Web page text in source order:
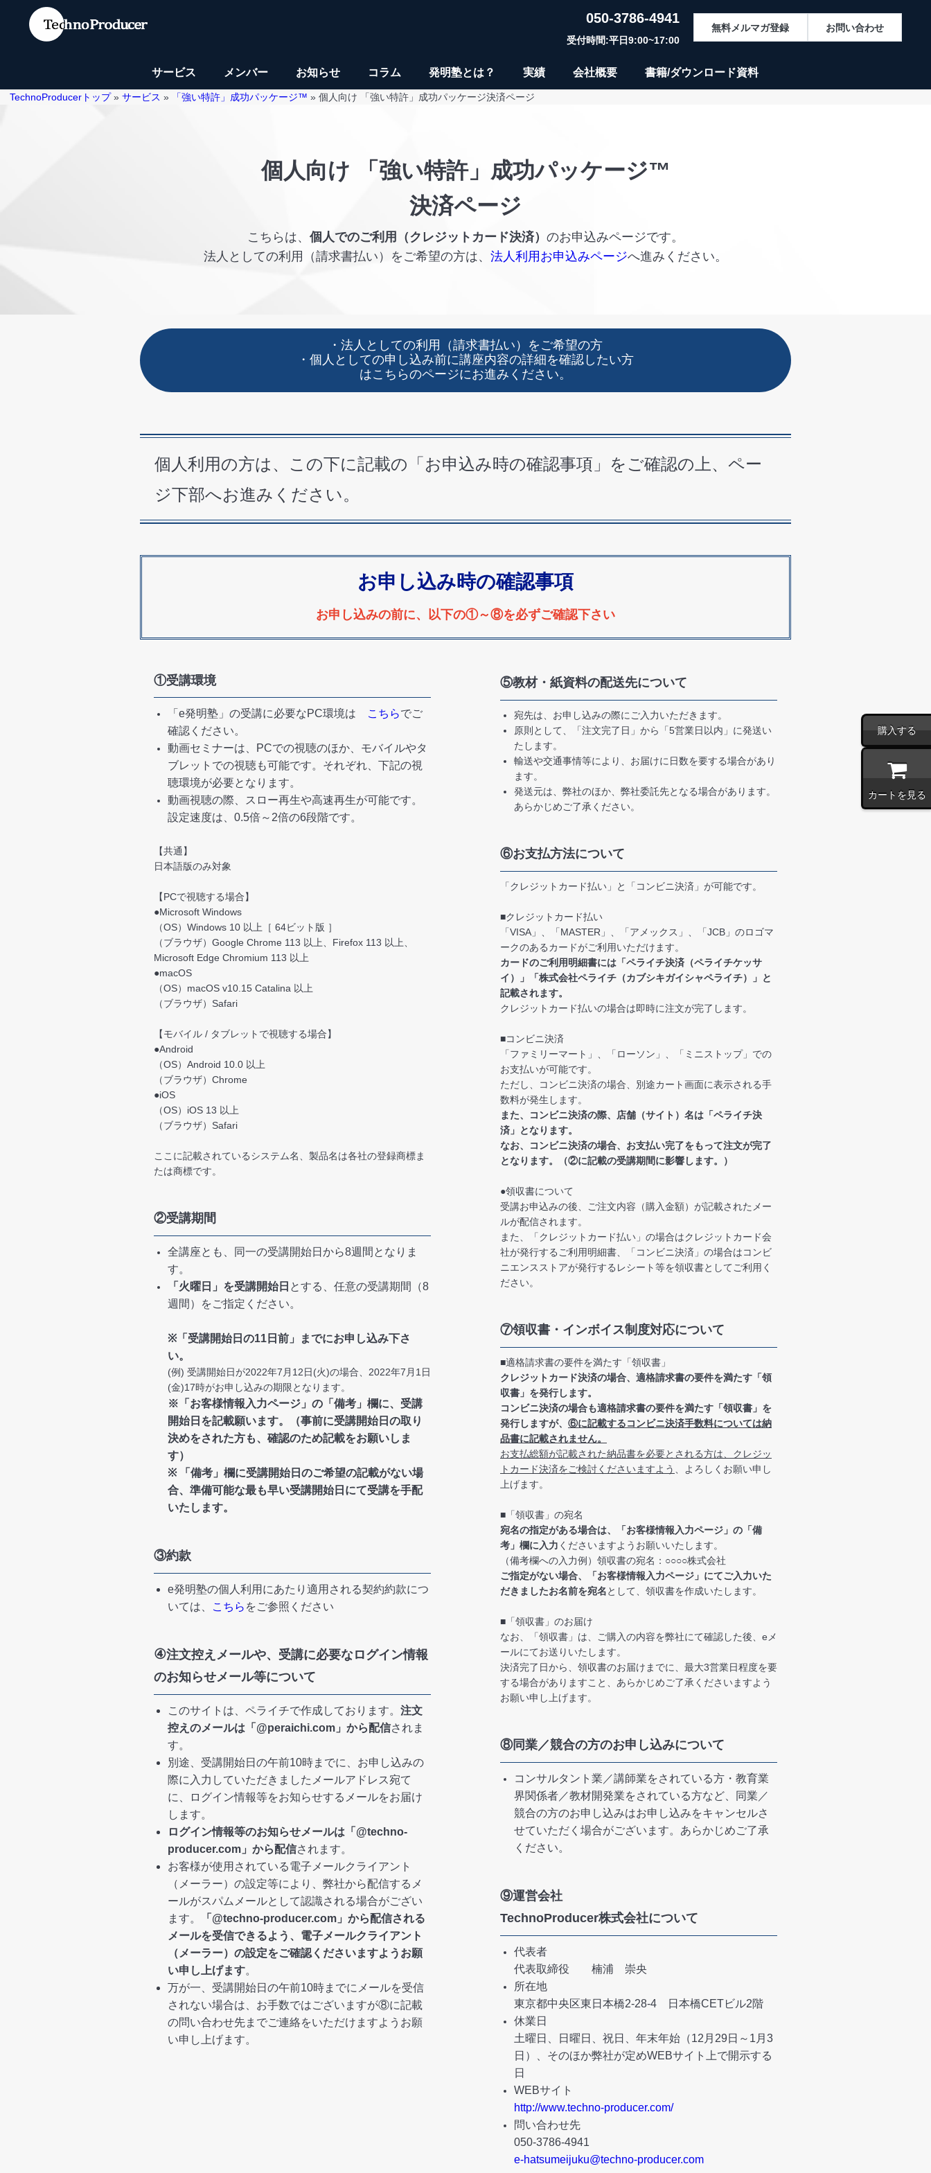
購入する
カートを見る
050-3786-4941
受付時間:平日9:00~17:00
無料メルマガ登録 お問い合わせ
サービス メンバー お知らせ コラム 発明塾とは？ 実績 会社概要 書籍/ダウンロード資料
TechnoProducerトップ» サービス » 「強い特許」成功パッケージ™ » 個人向け 「強い特許」成功パッケージ決済ページ
個人向け 「強い特許」成功パッケージ™
決済ページ
こちらは、 個人でのご利用（クレジットカード決済） のお申込みページです。
法人としての利用（請求書払い）をご希望の方は、 法人利用お申込みページへ進みください。
・法人としての利用（請求書払い）をご希望の方
・個人としての申し込み前に講座内容の詳細を確認したい方
はこちらのページにお進みください。
個人利用の方は、この下に記載の「お申込み時の確認事項」をご確認の上、ペー
ジ下部へお進みください。
お申し込み時の確認事項
お申し込みの前に、以下の①～⑧を必ずご確認下さい
①受講環境
「e発明塾」の受講に必要なPC環境は こちらでご
確認ください。
動画セミナーは、PCでの視聴のほか、モバイルやタ
ブレットでの視聴も可能です。それぞれ、下記の視
聴環境が必要となります。
動画視聴の際、スロー再生や高速再生が可能です。
設定速度は、0.5倍～2倍の6段階です。
【共通】
日本語版のみ対象
【PCで視聴する場合】
●Microsoft Windows
（OS）Windows 10 以上［ 64ビット版 ］
（ブラウザ）Google Chrome 113 以上、Firefox 113 以上、
Microsoft Edge Chromium 113 以上
●macOS
（OS）macOS v10.15 Catalina 以上
（ブラウザ）Safari
【モバイル / タブレットで視聴する場合】
●Android
（OS）Android 10.0 以上
（ブラウザ）Chrome
●iOS
（OS）iOS 13 以上
（ブラウザ）Safari
ここに記載されているシステム名、製品名は各社の登録商標ま
たは商標です。
②受講期間
全講座とも、同一の受講開始日から8週間となりま
す。
「火曜日」を受講開始日 とする、任意の受講期間（8
週間）をご指定ください。
※「受講開始日の11日前」までにお申し込み下さ
い。
(例) 受講開始日が2022年7月12日(火)の場合、2022年7月1日
(金)17時がお申し込みの期限となります。
※「お客様情報入力ページ」の「備考」欄に、受講
開始日を記載願います。（事前に受講開始日の取り
決めをされた方も、確認のため記載をお願いしま
す）
※ 「備考」欄に受講開始日のご希望の記載がない場
合、準備可能な最も早い受講開始日にて受講を手配
いたします。
③約款
e発明塾の個人利用にあたり適用される契約約款につ
いては、
こちら をご参照ください
④注文控えメールや、受講に必要なログイン情報
のお知らせメール等について
このサイトは、ペライチで作成しております。 注文
控えのメールは「@peraichi.com」から配信されま
す。
別途、受講開始日の午前10時までに、お申し込みの
際に入力していただきましたメールアドレス宛て
に、ログイン情報等をお知らせするメールをお届け
します。
ログイン情報等のお知らせメールは 「@techno-
producer.com」から配信されます。
お客様が使用されている電子メールクライアント
（メーラー）の設定等により、弊社から配信するメ
ールがスパムメールとして認識される場合がござい
ます。
「@techno-producer.com」から配信される
メールを受信できるよう、電子メールクライアント
（メーラー）の設定をご確認くださいますようお願
い申し上げます。
万が一、受講開始日の午前10時までにメールを受信
されない場合は、お手数ではございますが⑧に記載
の問い合わせ先までご連絡をいただけますようお願
い申し上げます。
⑤教材・紙資料の配送先について
宛先は、お申し込みの際にご入力いただきます。
原則として、「注文完了日」から「5営業日以内」に発送い
たします。
輸送や交通事情等により、お届けに日数を要する場合があり
ます。
発送元は、弊社のほか、弊社委託先となる場合があります。
あらかじめご了承ください。
⑥お支払方法について
「クレジットカード払い」と「コンビニ決済」が可能です。
■クレジットカード払い
「VISA」、「MASTER」、「アメックス」、「JCB」のロゴマ
ークのあるカードがご利用いただけます。
カードのご利用明細書には「ペライチ決済（ペライチケッサ
イ）」「株式会社ペライチ（カブシキガイシャペライチ）」と
記載されます。
クレジットカード払いの場合は即時に注文が完了します。
■コンビニ決済
「ファミリーマート」、「ローソン」、「ミニストップ」での
お支払いが可能です。
ただし、コンビニ決済の場合、別途カート画面に表示される手
数料が発生します。
また、コンビニ決済の際、店舗（サイト）名は「ペライチ決
済」となります。
なお、コンビニ決済の場合、お支払い完了をもって注文が完了
となります。（②に記載の受講期間に影響します。）
●領収書について
受講お申込みの後、ご注文内容（購入金額）が記載されたメー
ルが配信されます。
また、「クレジットカード払い」の場合はクレジットカード会
社が発行するご利用明細書、「コンビニ決済」の場合はコンビ
ニエンスストアが発行するレシート等を領収書としてご利用く
ださい。
⑦領収書・インボイス制度対応について
■適格請求書の要件を満たす「領収書」
クレジットカード決済の場合、適格請求書の要件を満たす「領
収書」を発行します。
コンビニ決済の場合も適格請求書の要件を満たす「領収書」を
発行しますが、 ⑥に記載するコンビニ決済手数料については納
品書に記載されません。
お支払総額が記載された納品書を必要とされる方は、クレジッ
トカード決済をご検討くださいますよう
、よろしくお願い申し
上げます。
■「領収書」の宛名
宛名の指定がある場合は、「お客様情報入力ページ」の「備
考」欄に入力 くださいますようお願いいたします。
（備考欄への入力例）領収書の宛名：○○○○株式会社
ご指定がない場合、「お客様情報入力ページ」にてご入力いた
だきましたお名前を宛名として、領収書を作成いたします。
■「領収書」のお届け
なお、「領収書」は、ご購入の内容を弊社にて確認した後、eメ
ールにてお送りいたします。
決済完了日から、領収書のお届けまでに、最大3営業日程度を要
する場合がありますこと、あらかじめご了承くださいますよう
お願い申し上げます。
⑧同業／競合の方のお申し込みについて
コンサルタント業／講師業をされている方・教育業
界関係者／教材開発業をされている方など、同業／
競合の方のお申し込みはお申し込みをキャンセルさ
せていただく場合がございます。あらかじめご了承
ください。
⑨運営会社
TechnoProducer株式会社について
代表者
代表取締役 楠浦 崇央
所在地
東京都中央区東日本橋2-28-4 日本橋CETビル2階
休業日
土曜日、日曜日、祝日、年末年始（12月29日～1月3
日）、そのほか弊社が定めWEBサイト上で開示する
日
WEBサイト
http://www.techno-producer.com/
問い合わせ先
050-3786-4941
e-hatsumeijuku@techno-producer.com